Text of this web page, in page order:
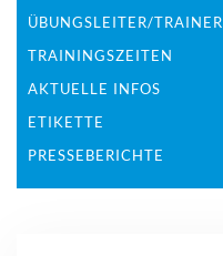
ÜBUNGSLEITER/TRAINER
TRAININGSZEITEN
AKTUELLE INFOS
ETIKETTE
PRESSEBERICHTE